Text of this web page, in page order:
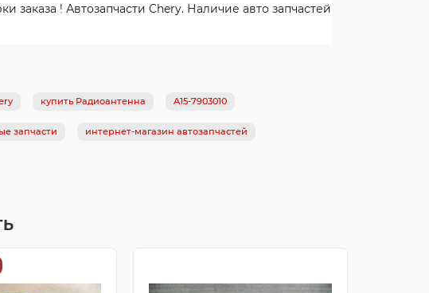
! Автозапчасти Chery. Наличие авто запчастей
купить Радиоантенна A15-7903010
запчасти интернет-магазин автозапчастей